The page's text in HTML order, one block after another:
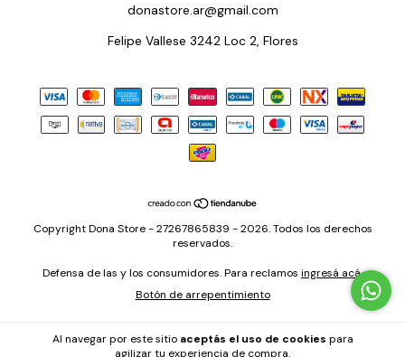
Al navegar por este sitio aceptás el uso de cookies para
agilizar tu experiencia de compra.
donastore.ar@gmail.com
Felipe Vallese 3242 Loc 2, Flores
Copyright Dona Store - 27267865839 - 2026. Todos los derechos
reservados.
Defensa de las y los consumidores. Para reclamos ingresá acá.
Botón de arrepentimiento